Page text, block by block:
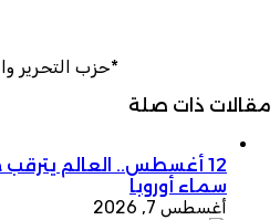
*حزب التحرير
مقالات ذات صلة
12 أغسطس.. العالم
سماء أوروبا
أغسطس 7, 2026